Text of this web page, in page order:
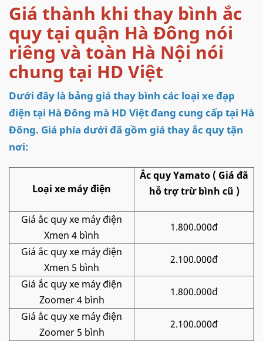
Giá thành khi thay bình ắc
quy tại quận Hà Đông nói
riêng và toàn Hà Nội nói
chung tại HD Việt
Dưới đây là bảng giá thay bình các loại xe đạp
điện tại Hà Đông mà HD Việt đang cung cấp tại Hà
Đông. Giá phía dưới đã gồm giá thay ắc quy tận
nơi:
Loại xe máy điện
Ắc quy Yamato ( Giá đã
hỗ trợ trừ bình cũ )
Giá ắc quy xe máy điện
Xmen 4 bình
1.800.000đ
Giá ắc quy xe máy điện
Xmen 5 bình
2.100.000đ
Giá ắc quy xe máy điện
Zoomer 4 bình
1.800.000đ
Giá ắc quy xe máy điện
Zoomer 5 bình
2.100.000đ